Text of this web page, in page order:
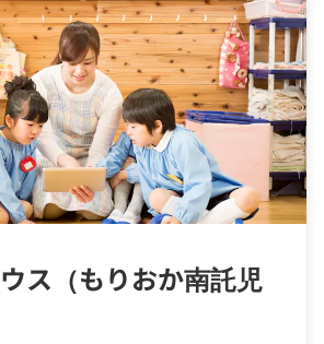
ス（もりおか南託児